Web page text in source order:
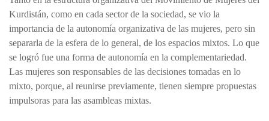
Kurdistán, como en cada sector de la sociedad, se vio la
importancia de la autonomía organizativa de las mujeres, pero sin
separarla de la esfera de lo general, de los espacios mixtos. Lo que
se logró fue una forma de autonomía en la complementariedad.
Las mujeres son responsables de las decisiones tomadas en lo
mixto, porque, al reunirse previamente, tienen siempre propuestas
impulsoras para las asambleas mixtas.